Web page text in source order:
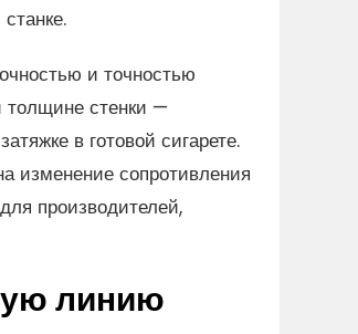
и точностью
толщине стенки —
в готовой сигарете.
изменение сопротивления
производителей,
линию